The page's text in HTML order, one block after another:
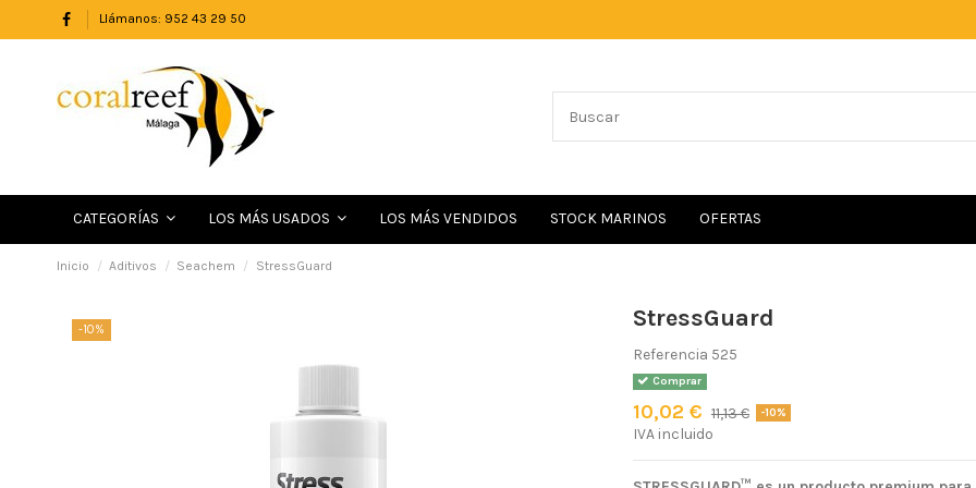
Llámanos: 952 43 29 50
CATEGORÍAS LOS MÁS USADOS LOS MÁS VENDIDOS STOCK MARINOS OFERTAS
Inicio Aditivos Seachem StressGuard
-10% StressGuard
Referencia 525
Comprar
10,02 € 11,13 € -10%
IVA incluido